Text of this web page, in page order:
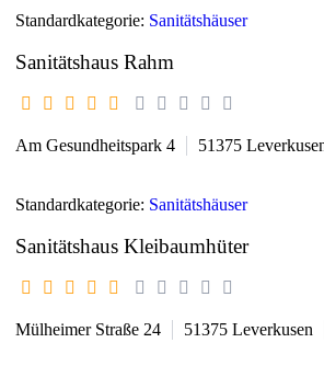
Standardkategorie: Sanitätshäuser
Sanitätshaus Rahm
Am Gesundheitspark 4 51375
Standardkategorie: Sanitätshäuser
Sanitätshaus Kleibaumhüter
Mülheimer Straße 24 51375 Leverkusen